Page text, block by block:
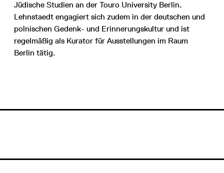
Jüdische Studien an der Touro University Berlin.
Lehnstaedt engagiert sich zudem in der deutschen und
polnischen Gedenk- und Erinnerungskultur und ist
regelmäßig als Kurator für Ausstellungen im Raum
Berlin tätig.